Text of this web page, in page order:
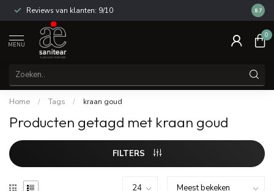
Reviews van klanten: 9/10 14
8.7
MENU
0
Home / Tags / kraan goud
Producten getagd met kraan goud
FILTERS